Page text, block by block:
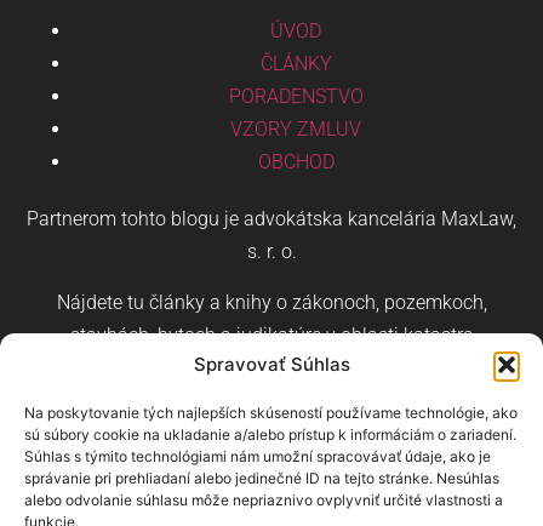
Spravovať Súhlas
Na poskytovanie tých najlepších skúseností používame technológie, ako
sú súbory cookie na ukladanie a/alebo prístup k informáciám o zariadení.
Súhlas s týmito technológiami nám umožní spracovávať údaje, ako je
správanie pri prehliadaní alebo jedinečné ID na tejto stránke. Nesúhlas
alebo odvolanie súhlasu môže nepriaznivo ovplyvniť určité vlastnosti a
funkcie.
ÚVOD
ČLÁNKY
PORADENSTVO
VZORY ZMLUV
OBCHOD
Partnerom tohto blogu je advokátska kancelária MaxLaw,
s. r. o.
Nájdete tu články a knihy o zákonoch, pozemkoch,
stavbách, bytoch a judikatúre v oblasti katastra
nehnuteľností a stavebného práva.
Angličtina Nemčina